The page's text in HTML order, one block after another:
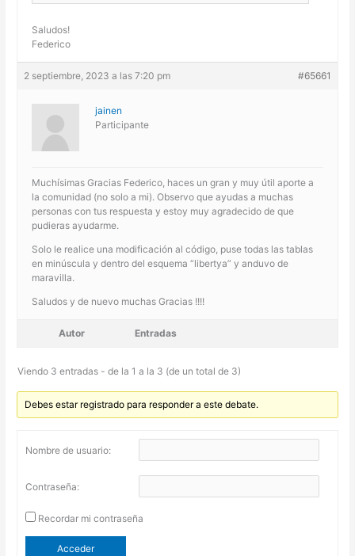
Saludos!
Federico
2 septiembre, 2023 a las 7:20 pm #65661
jainen
Participante
Muchísimas Gracias Federico, haces un gran y muy útil aporte a
la comunidad (no solo a mi). Observo que ayudas a muchas
personas con tus respuesta y estoy muy agradecido de que
pudieras ayudarme.
Solo le realice una modificación al código, puse todas las tablas
en minúscula y dentro del esquema “libertya” y anduvo de
maravilla.
Saludos y de nuevo muchas Gracias !!!!
Autor Entradas
Viendo 3 entradas - de la 1 a la 3 (de un total de 3)
Debes estar registrado para responder a este debate.
Nombre de usuario:
Contraseña:
Recordar mi contraseña
Acceder